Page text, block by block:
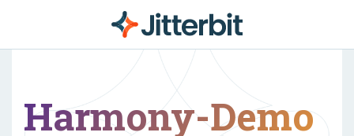
Harmony-Demo